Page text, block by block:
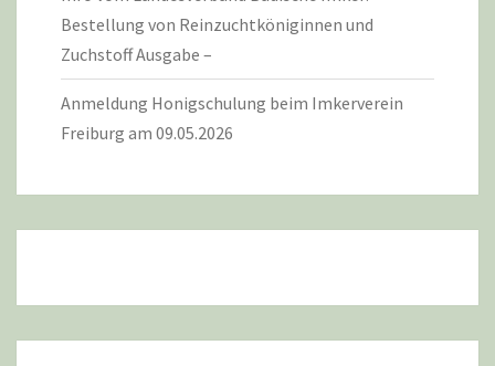
Bestellung von Reinzuchtköniginnen und
Zuchstoff Ausgabe –
Anmeldung Honigschulung beim Imkerverein
Freiburg am 09.05.2026